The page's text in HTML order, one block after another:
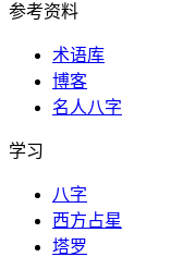
参考资料
术语库
博客
名人八字
学习
八字
西方占星
塔罗